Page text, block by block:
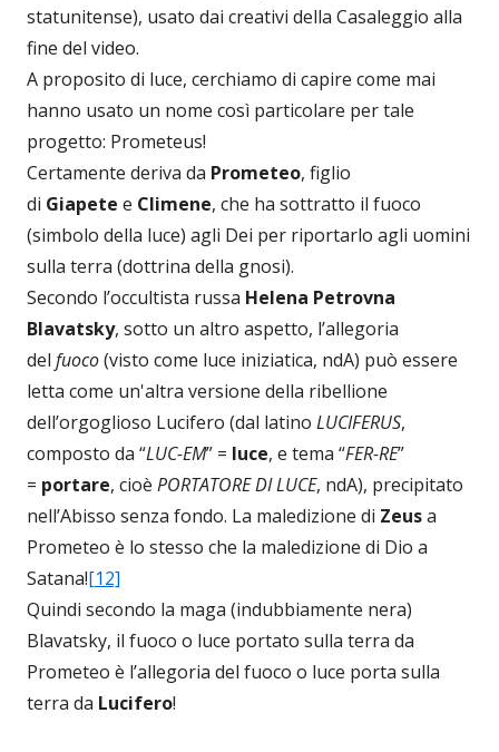
statunitense), usato dai creativi della Casaleggio alla
fine del video.
A proposito di luce, cerchiamo di capire come mai
hanno usato un nome così particolare per tale
progetto: Prometeus!
Certamente deriva da Prometeo, figlio
di Giapete e Climene, che ha sottratto il fuoco
(simbolo della luce) agli Dei per riportarlo agli uomini
sulla terra (dottrina della gnosi).
Secondo l’occultista russa Helena Petrovna
Blavatsky, sotto un altro aspetto, l’allegoria
del fuoco(visto come luce iniziatica, ndA) può essere
letta come un'altra versione della ribellione
dell’orgoglioso Lucifero (dal latino LUCIFERUS,
composto da “LUC-EM” = luce, e tema “FER-RE”
= portare, cioè PORTATORE DI LUCE, ndA), precipitato
nell’Abisso senza fondo. La maledizione di Zeusa
Prometeo è lo stesso che la maledizione di Dio a
Satana![12]
Quindi secondo la maga (indubbiamente nera)
Blavatsky, il fuoco o luce portato sulla terra da
Prometeo è l’allegoria del fuoco o luce porta sulla
terra da Lucifero!